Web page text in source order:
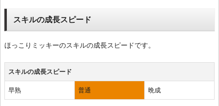
スキルの成長スピード
ほっこりミッキーのスキルの成長スピードです。
スキルの成長スピード
早熟 普通 晩成